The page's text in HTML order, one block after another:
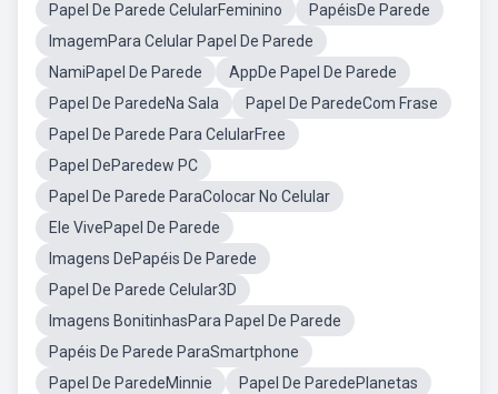
Papel De Parede CelularFeminino
PapéisDe Parede
ImagemPara Celular Papel De Parede
NamiPapel De Parede
AppDe Papel De Parede
Papel De ParedeNa Sala
Papel De ParedeCom Frase
Papel De Parede Para CelularFree
Papel DeParedew PC
Papel De Parede ParaColocar No Celular
Ele VivePapel De Parede
Imagens DePapéis De Parede
Papel De Parede Celular3D
Imagens BonitinhasPara Papel De Parede
Papéis De Parede ParaSmartphone
Papel De ParedeMinnie
Papel De ParedePlanetas